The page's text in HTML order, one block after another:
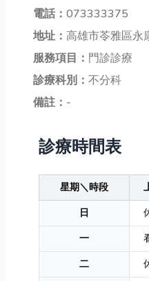
電話： 073333375
地址： 高雄市苓雅區永
服務項目： 門診診療
診療科別： 不分科
備註： -
診療時間表
星期＼時段
日
一
二